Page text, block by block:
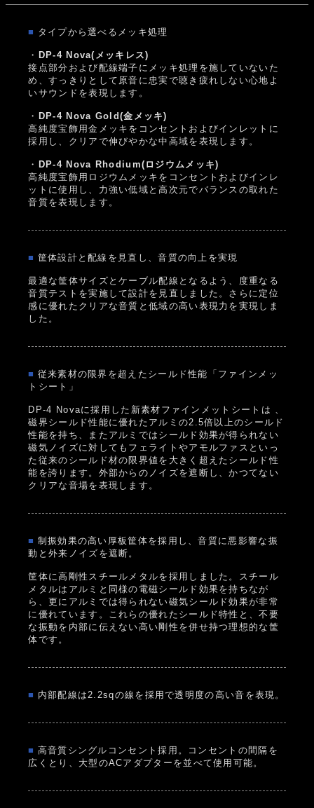
■ タイプから選べるメッキ処理
・ DP-4 Nova(メッキレス)
接点部分および配線端子にメッキ処理を施していないた
め、すっきりとして原音に忠実で聴き疲れしない心地よ
いサウンドを表現します。
・ DP-4 Nova Gold(金メッキ)
高純度宝飾用金メッキをコンセントおよびインレットに
採用し、クリアで伸びやかな中高域を表現します。
・ DP-4 Nova Rhodium(ロジウムメッキ)
高純度宝飾用ロジウムメッキをコンセントおよびインレ
ットに使用し、力強い低域と高次元でバランスの取れた
音質を表現します。
■ 筐体設計と配線を見直し、音質の向上を実現
最適な筐体サイズとケーブル配線となるよう、度重なる
音質テストを実施して設計を見直しました。さらに定位
感に優れたクリアな音質と低域の高い表現力を実現しま
した。
■ 従来素材の限界を超えたシールド性能「ファインメッ
トシート」
DP-4 Novaに採用した新素材ファインメットシートは 、
磁界シールド性能に優れたアルミの2.5倍以上のシールド
性能を持ち、またアルミではシールド効果が得られない
磁気ノイズに対してもフェライトやアモルファスといっ
た従来のシールド材の限界値を大きく超えたシールド性
能を誇ります。外部からのノイズを遮断し、かつてない
クリアな音場を表現します。
■ 制振効果の高い厚板筐体を採用し、音質に悪影響な振
動と外来ノイズを遮断。
筐体に高剛性スチールメタルを採用しました。スチール
メタルはアルミと同様の電磁シールド効果を持ちなが
ら、更にアルミでは得られない磁気シールド効果が非常
に優れています。これらの優れたシールド特性と、不要
な振動を内部に伝えない高い剛性を併せ持つ理想的な筐
体です。
■ 内部配線は2.2sqの線を採用で透明度の高い音を表現。
■ 高音質シングルコンセント採用。コンセントの間隔を
広くとり、大型のACアダプターを並べて使用可能。